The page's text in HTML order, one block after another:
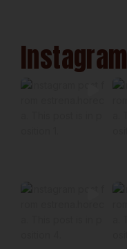
Instagram